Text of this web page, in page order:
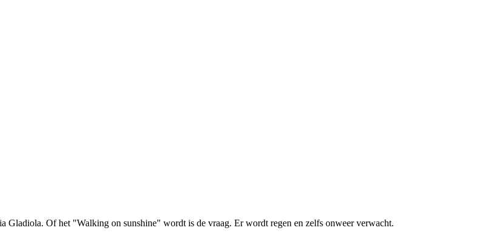
Gladiola. Of het "Walking on sunshine" wordt is de vraag. Er wordt regen en zelfs onweer verwacht.